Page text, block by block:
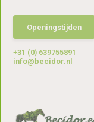
Openingstijden
+31 (0) 639755891
info@becidor.nl